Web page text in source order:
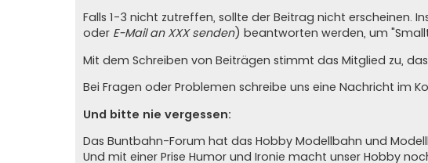
Falls 1-3 nicht zutreffen, sollte der Beitrag nicht erscheinen.
oder E-Mail an XXX senden) beantworten werden, um
Mit dem Schreiben von Beiträgen stimmt das Mitglied zu,
Bei Fragen oder Problemen schreibe uns eine Nachricht im
Und bitte nie vergessen:
Das Buntbahn-Forum hat das Hobby Modellbahn und
Und mit einer Prise Humor und Ironie macht unser Hobby